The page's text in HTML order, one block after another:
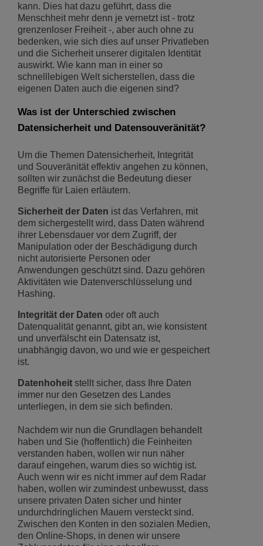
kann. Dies hat dazu geführt, dass die
Menschheit mehr denn je vernetzt ist - trotz
grenzenloser Freiheit -, aber auch ohne zu
bedenken, wie sich dies auf unser Privatleben
und die Sicherheit unserer digitalen Identität
auswirkt. Wie kann man in einer so
schnelllebigen Welt sicherstellen, dass die
eigenen Daten auch die eigenen sind?
Was ist der Unterschied zwischen
Datensicherheit und Datensouveränität?
Um die Themen Datensicherheit, Integrität
und Souveränität effektiv angehen zu können,
sollten wir zunächst die Bedeutung dieser
Begriffe für Laien erläutern.
Sicherheit der Daten ist das Verfahren, mit
dem sichergestellt wird, dass Daten während
ihrer Lebensdauer vor dem Zugriff, der
Manipulation oder der Beschädigung durch
nicht autorisierte Personen oder
Anwendungen geschützt sind. Dazu gehören
Aktivitäten wie Datenverschlüsselung und
Hashing.
Integrität der Daten oder oft auch
Datenqualität genannt, gibt an, wie konsistent
und unverfälscht ein Datensatz ist,
unabhängig davon, wo und wie er gespeichert
ist.
Datenhoheit stellt sicher, dass Ihre Daten
immer nur den Gesetzen des Landes
unterliegen, in dem sie sich befinden.
Nachdem wir nun die Grundlagen behandelt
haben und Sie (hoffentlich) die Feinheiten
verstanden haben, wollen wir nun näher
darauf eingehen, warum dies so wichtig ist.
Auch wenn wir es nicht immer auf dem Radar
haben, wollen wir zumindest unbewusst, dass
unsere privaten Daten sicher und hinter
undurchdringlichen Mauern versteckt sind.
Zwischen den Konten in den sozialen Medien,
den Online-Shops, in denen wir unsere